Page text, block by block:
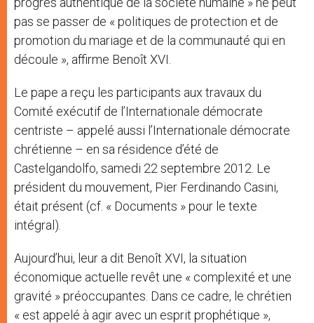
pas se passer de « politiques de protection et de
promotion du mariage et de la communauté qui en
découle », affirme Benoît XVI.
Le pape a reçu les participants aux travaux du
Comité exécutif de l’Internationale démocrate
centriste – appelé aussi l’Internationale démocrate
chrétienne – en sa résidence d’été de
Castelgandolfo, samedi 22 septembre 2012. Le
président du mouvement, Pier Ferdinando Casini,
était présent (cf. « Documents » pour le texte
intégral).
Aujourd’hui, leur a dit Benoît XVI, la situation
économique actuelle revêt une « complexité et une
gravité » préoccupantes. Dans ce cadre, le chrétien
« est appelé à agir avec un esprit prophétique »,